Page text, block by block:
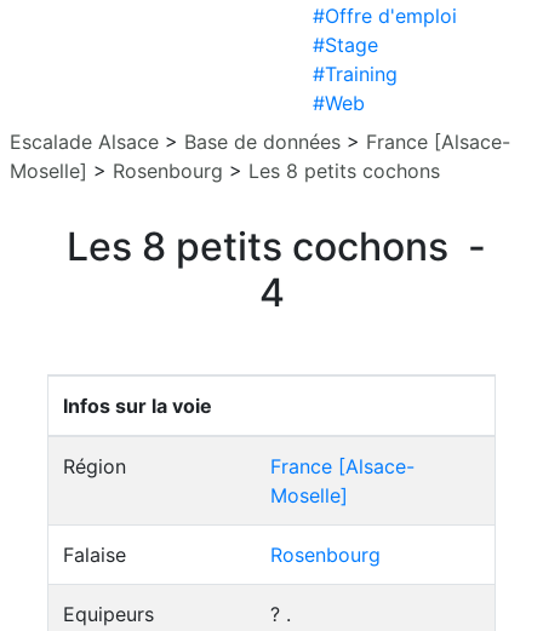
#Offre d'emploi
#Stage
#Training
#Web
Escalade Alsace > Base de données > France [Alsace-
Moselle] > Rosenbourg > Les 8 petits cochons
Les 8 petits cochons -
4
Infos sur la voie
Région
France [Alsace-
Moselle]
Falaise Rosenbourg
Equipeurs ? .